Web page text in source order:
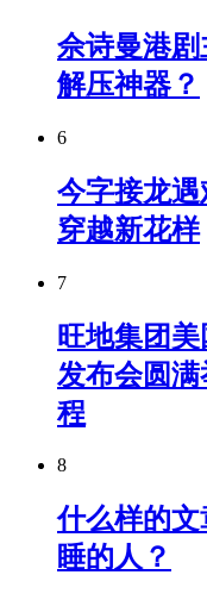
佘诗曼港
解压神器？
6
今字接龙
穿越新花样
7
旺地集团
发布会圆
程
8
什么样的
睡的人？